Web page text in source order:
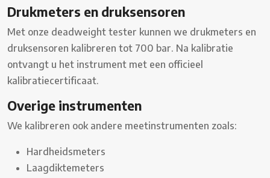
Drukmeters en druksensoren
Met onze deadweight tester kunnen we drukmeters en
druksensoren kalibreren tot 700 bar. Na kalibratie
ontvangt u het instrument met een officieel
kalibratiecertificaat.
Overige instrumenten
We kalibreren ook andere meetinstrumenten zoals:
Hardheidsmeters
Laagdiktemeters